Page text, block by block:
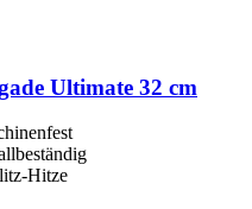
Ultimate 32 cm
Hitze